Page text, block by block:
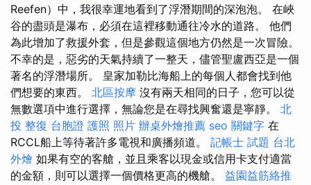
Reefen）中，我很幸運地看到了浮潛期間的深泡泡。 在峽
谷的盡頭是瀑布，必須在這裡移動通往冷水的道路。 他們
為此增加了救援外套，但是參觀這個地方仍然是一次冒險。
不幸的是，惡劣的天氣持續了一整天，儘管聖盧西亞是一個
著名的浮潛場所。 皇家加勒比海船上的每個人都會找到他
們想要的東西。 北區按摩 沒有兩天相同的日子，您可以從
無數選項中進行選擇，無論您是在尋找興奮還是寧靜。 北
投 整復 台胞證 護照 照片 辦桌外燴推薦 seo 關鍵字 在
RCCL船上等待著許多電視和廣播頻道。 記帳士 試題 台北
外燴 如果有空的客艙，並且乘客以現金或信用卡支付適當
的金額，則可以選擇一個價格更高的機艙。 益園益筋絡推